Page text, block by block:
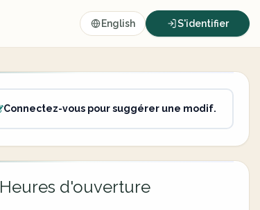
English S'identifier
Connectez-vous pour suggérer une modif.
Heures d'ouverture